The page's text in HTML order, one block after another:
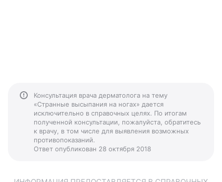
Консультация врача дерматолога на тему
«Странные высыпания на ногах» дается
исключительно в справочных целях. По итогам
полученной консультации, пожалуйста, обратитесь
к врачу, в том числе для выявления возможных
противопоказаний.
Ответ опубликован 28 октября 2018